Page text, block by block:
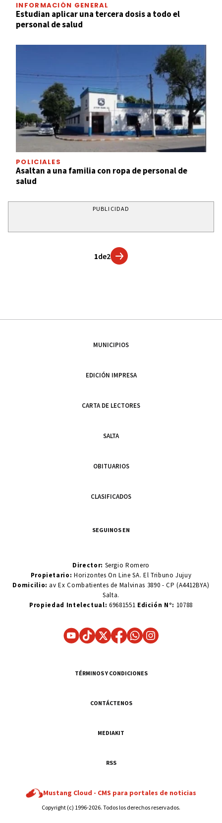
INFORMACIÓN GENERAL
Estudian aplicar una tercera dosis a todo el
personal de salud
POLICIALES
Asaltan a una familia con ropa de personal de
salud
PUBLICIDAD
1de2
MUNICIPIOS
EDICIÓN IMPRESA
CARTA DE LECTORES
SALTA
OBITUARIOS
CLASIFICADOS
SEGUINOS EN
Director: Sergio Romero
Propietario:Horizontes On Line SA. El Tribuno Jujuy
Domicilio: av Ex Combatientes de Malvinas 3890 - CP (A4412BYA)
Salta.
Propiedad Intelectual: 69681551 Edición N°: 10788
TÉRMINOS Y CONDICIONES
CONTÁCTENOS
MEDIAKIT
RSS
Mustang Cloud - CMS para portales de noticias
Copyright (c) 1996-2026. Todos los derechos reservados.